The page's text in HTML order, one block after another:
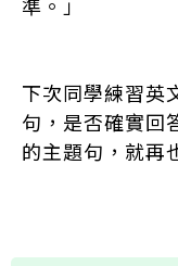
下次同學練習英
句，是否確實回
的主題句，就再